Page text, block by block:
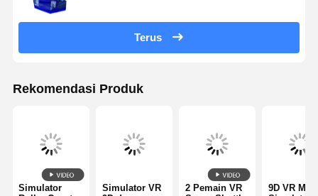
Terus
Rekomendasi Produk
Simulator
Simulator VR
2 Pemain VR
9D VR